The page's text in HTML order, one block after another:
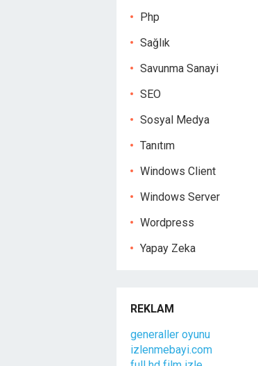
Php
Sağlık
Savunma Sanayi
SEO
Sosyal Medya
Tanıtım
Windows Client
Windows Server
Wordpress
Yapay Zeka
REKLAM
generaller oyunu
izlenmebayi.com